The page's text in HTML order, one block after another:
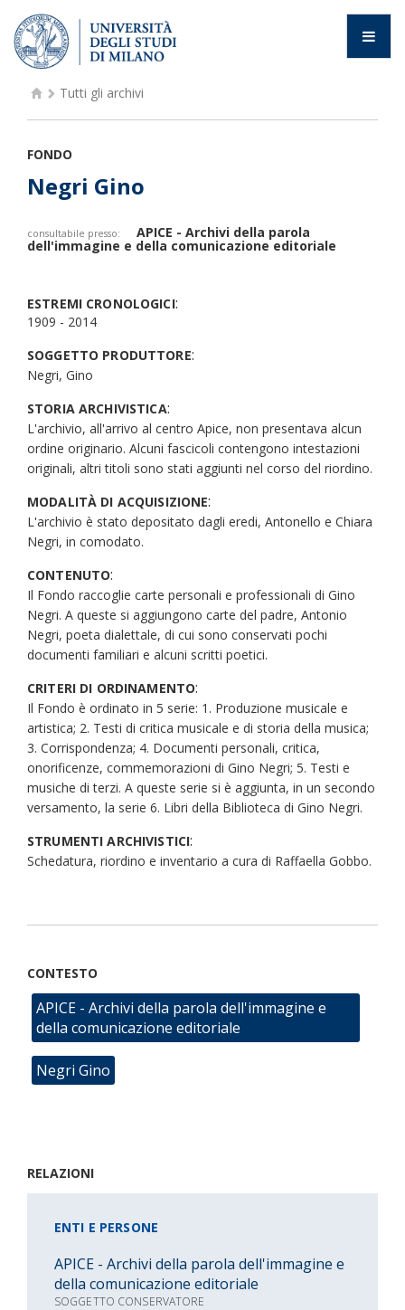
Tutti gli archivi
FONDO
Negri Gino
consultabile presso: APICE - Archivi della parola
dell'immagine e della comunicazione editoriale
ESTREMI CRONOLOGICI:
1909 - 2014
SOGGETTO PRODUTTORE:
Negri, Gino
STORIA ARCHIVISTICA:
L'archivio, all'arrivo al centro Apice, non presentava alcun
ordine originario. Alcuni fascicoli contengono intestazioni
originali, altri titoli sono stati aggiunti nel corso del riordino.
MODALITÀ DI ACQUISIZIONE:
L'archivio è stato depositato dagli eredi, Antonello e Chiara
Negri, in comodato.
CONTENUTO:
Il Fondo raccoglie carte personali e professionali di Gino
Negri. A queste si aggiungono carte del padre, Antonio
Negri, poeta dialettale, di cui sono conservati pochi
documenti familiari e alcuni scritti poetici.
CRITERI DI ORDINAMENTO:
Il Fondo è ordinato in 5 serie: 1. Produzione musicale e
artistica; 2. Testi di critica musicale e di storia della musica;
3. Corrispondenza; 4. Documenti personali, critica,
onorificenze, commemorazioni di Gino Negri; 5. Testi e
musiche di terzi. A queste serie si è aggiunta, in un secondo
versamento, la serie 6. Libri della Biblioteca di Gino Negri.
STRUMENTI ARCHIVISTICI:
Schedatura, riordino e inventario a cura di Raffaella Gobbo.
CONTESTO
APICE - Archivi della parola dell'immagine e
della comunicazione editoriale
Negri Gino
RELAZIONI
ENTI E PERSONE
APICE - Archivi della parola dell'immagine e
della comunicazione editoriale
SOGGETTO CONSERVATORE